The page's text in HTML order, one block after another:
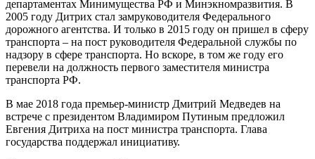
департаментах Минимущества РФ и Минэкномразвития. В
2005 году Дитрих стал замруководителя Федерального
дорожного агентства. И только в 2015 году он пришел в сферу
транспорта – на пост руководителя Федеральной службы по
надзору в сфере транспорта. Но вскоре, в том же году его
перевели на должность первого заместителя министра
транспорта РФ.
В мае 2018 года премьер-министр Дмитрий Медведев на
встрече с президентом Владимиром Путиным предложил
Евгения Дитриха на пост министра транспорта. Глава
государства поддержал инициативу.